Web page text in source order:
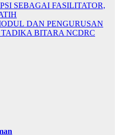
SEBAGAI FASILITATOR,
DAN PENGURUSAN
BITARA NCDRC